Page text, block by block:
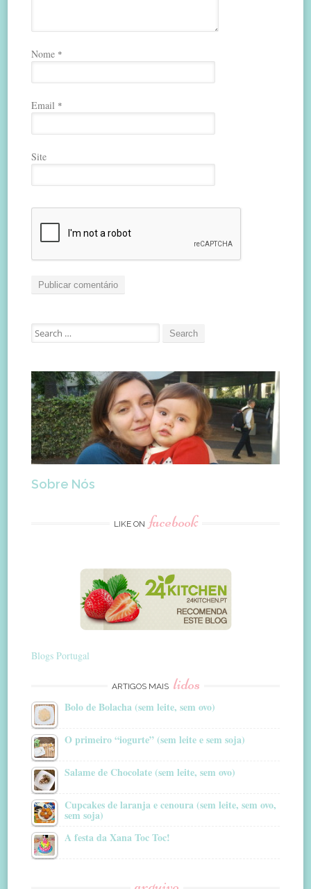
Nome *
Email *
Site
Search
for:
Sobre Nós
LIKE ON facebook
Blogs Portugal
ARTIGOS MAIS lidos
Bolo de Bolacha (sem leite, sem ovo)
O primeiro “iogurte” (sem leite e sem soja)
Salame de Chocolate (sem leite, sem ovo)
Cupcakes de laranja e cenoura (sem leite, sem ovo,
sem soja)
A festa da Xana Toc Toc!